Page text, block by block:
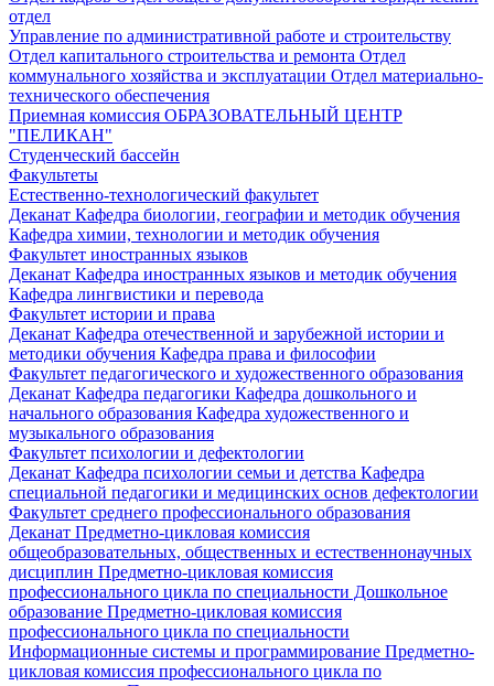
отдел
Управление по административной работе и строительству
Отдел капитального строительства и ремонта Отдел
коммунального хозяйства и эксплуатации Отдел материально-
технического обеспечения
Приемная комиссия ОБРАЗОВАТЕЛЬНЫЙ ЦЕНТР
"ПЕЛИКАН"
Студенческий бассейн
Факультеты
Естественно-технологический факультет
Деканат Кафедра биологии, географии и методик обучения
Кафедра химии, технологии и методик обучения
Факультет иностранных языков
Деканат Кафедра иностранных языков и методик обучения
Кафедра лингвистики и перевода
Факультет истории и права
Деканат Кафедра отечественной и зарубежной истории и
методики обучения Кафедра права и философии
Факультет педагогического и художественного образования
Деканат Кафедра педагогики Кафедра дошкольного и
начального образования Кафедра художественного и
музыкального образования
Факультет психологии и дефектологии
Деканат Кафедра психологии семьи и детства Кафедра
специальной педагогики и медицинских основ дефектологии
Факультет среднего профессионального образования
Деканат Предметно-цикловая комиссия
общеобразовательных, общественных и естественнонаучных
дисциплин Предметно-цикловая комиссия
профессионального цикла по специальности Дошкольное
образование Предметно-цикловая комиссия
профессионального цикла по специальности
Информационные системы и программирование Предметно-
цикловая комиссия профессионального цикла по